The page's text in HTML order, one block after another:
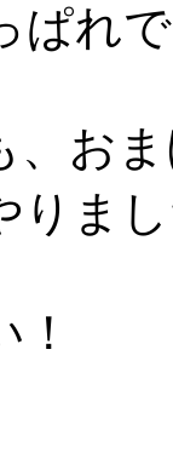
ぱれ
、お
りま